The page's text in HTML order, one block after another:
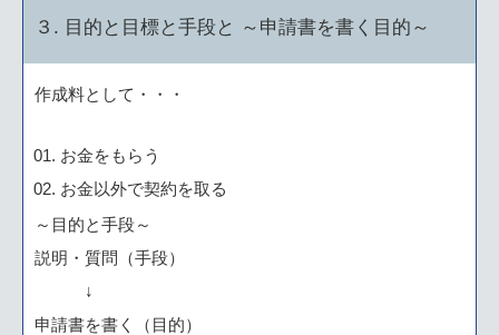
３. 目的と目標と手段と ～申請書を書く目的～
作成料として・・・
お金をもらう
お金以外で契約を取る
～目的と手段～
説明・質問（手段）
↓
申請書を書く（目的）